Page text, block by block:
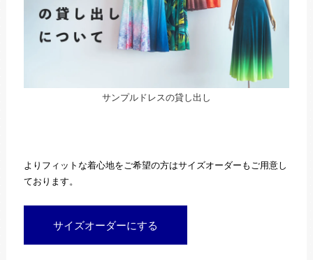
サンプルドレスの貸し出し
よりフィットな着心地をご希望の方はサイズオーダーもご用意し
ております。
サイズオーダーにする